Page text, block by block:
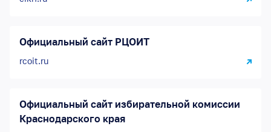
Официальный сайт РЦОИТ
rcoit.ru
Официальный сайт избирательной комиссии
Краснодарского края